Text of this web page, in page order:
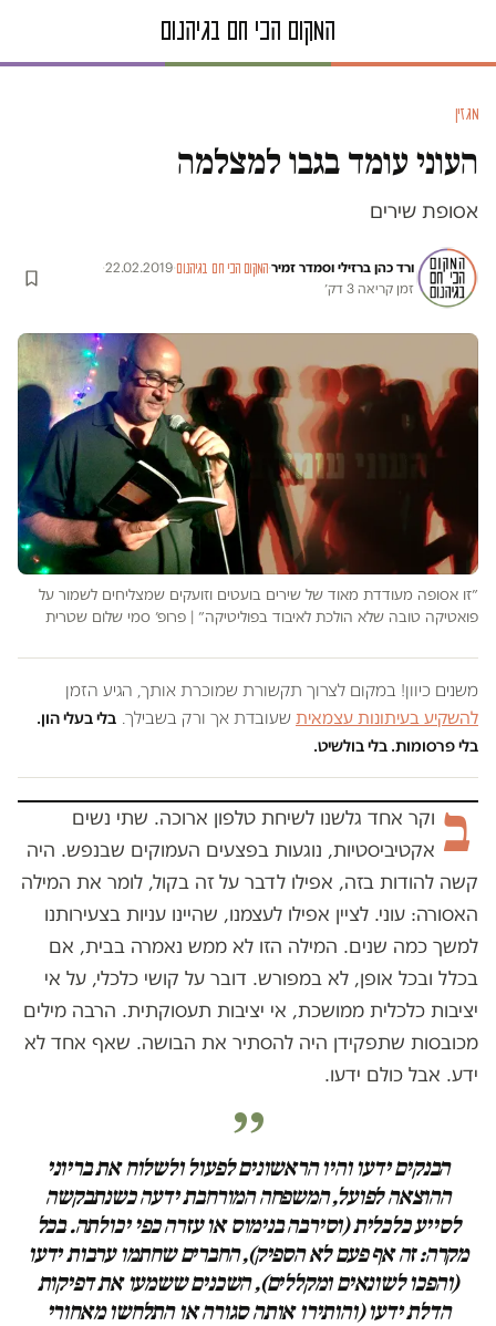
מגזין
העוני עומד בגבו למצלמה
אסופת שירים
ורד כהן ברזילי וסמדר זמיר·המקום הכי חם בגיהנום·
22.02.2019
·
זמן קריאה 3 דק׳
״זו אסופה מעודדת מאוד של שירים בועטים וזועקים שמצליחים לשמור על
פואטיקה טובה שלא הולכת לאיבוד בפוליטיקה״ | פרופ׳ סמי שלום שטרית
משנים כיוון! במקום לצרוך תקשורת שמוכרת אותך, הגיע הזמן
להשקיע בעיתונות עצמאית שעובדת אך ורק בשבילך. בלי בעלי הון.
בלי פרסומות. בלי בולשיט.
ב וקר אחד גלשנו לשיחת טלפון ארוכה. שתי נשים
אקטיביסטיות, נוגעות בפצעים העמוקים שבנפש. היה
קשה להודות בזה, אפילו לדבר על זה בקול, לומר את המילה
האסורה: עוני. לציין אפילו לעצמנו, שהיינו עניות בצעירותנו
למשך כמה שנים. המילה הזו לא ממש נאמרה בבית, אם
בכלל ובכל אופן, לא במפורש. דובר על קושי כלכלי, על אי
יציבות כלכלית ממושכת, אי יציבות תעסוקתית. הרבה מילים
מכובסות שתפקידן היה להסתיר את הבושה. שאף אחד לא
ידע. אבל כולם ידעו.
הבנקים ידעו והיו הראשונים לפעול ולשלוח את בריוני
ההוצאה לפועל, המשפחה המורחבת ידעה כשנתבקשה
לסייע כלכלית (וסירבה בנימוס או עזרה כפי יכולתה. בכל
מקרה: זה אף פעם לא הספיק), החברים שחתמו ערבות ידעו
(והפכו לשונאים ומקללים), השכנים ששמעו את דפיקות
הדלת ידעו (והותירו אותה סגורה או התלחשו מאחורי